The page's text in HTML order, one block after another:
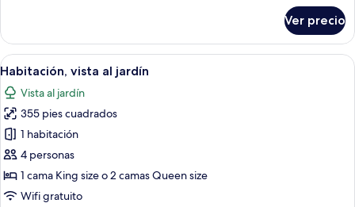
1
habitación,
frente
océano
Ver precio
Abrir
todas
las
fotos
de
Habitación,
vista
al
Una habitación de hotel con una
5
Habitación, vista al jardín
Vista al jardín
355 pies cuadrados
1 habitación
4 personas
1 cama King size o 2 camas Queen size
Wifi gratuito